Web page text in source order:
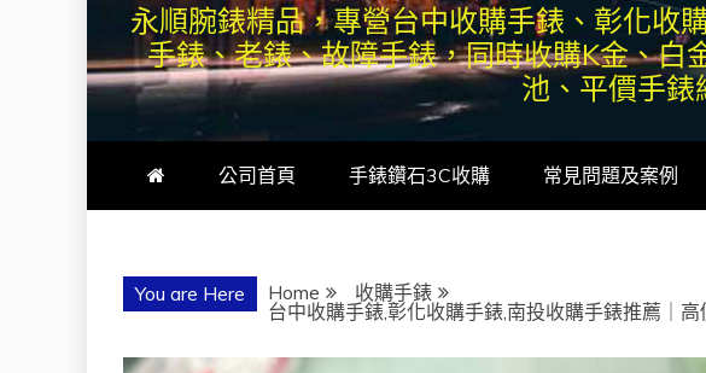
永順腕錶精品，專營台中收購手錶、彰化收
手錶、老錶、故障手錶，同時收購K金、
池、平價手錶
公司首頁 手錶鑽石3C收購 常見問題及案例
You are Here Home
收購手錶
台中收購手錶,彰化收購手錶,南投收購手錶推薦｜